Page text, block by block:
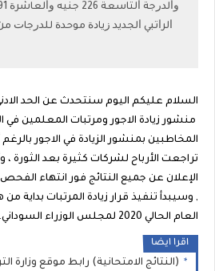
ﺍﻟﺮﺍﺗﺒﻲ ﺍﻟﺠﺪﻳﺪ ﺯﻳﺎﺩﺓ ﻣﻮﺣﺪﺓ ﻟﻠﺪﺭﺟﺎﺕ ﻣﻦ 17-11ﺑﻤﺒﻠﻎ 150
السلام عليكم اليوم سنتحدث عن الحد
منشور زيادة الاجور ومرتبات المعلمين
المخاطبين بمنشور الزيادة في الاجور
تراجعت الأرباح لشركات كثيرة بعد الثورة
, وسيبدأ تنفيذ قرار زيادة المرتبات بداية
العام الحالي 2020 لمجلس الوزراء السوداني.
اقرا ايضا
(النتائج الامتحانية) رابط موقع وزارة التربية السورية نتائج الثانوية العامة في